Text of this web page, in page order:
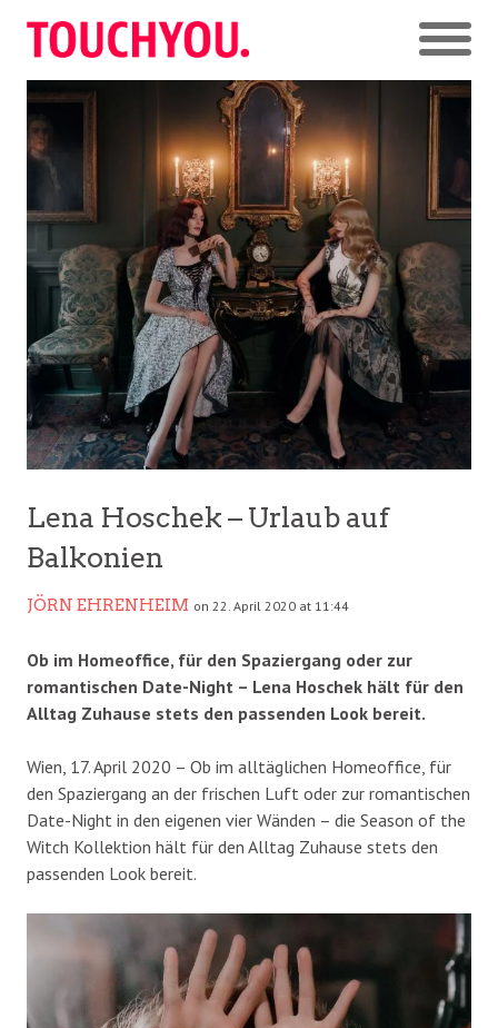
Lena Hoschek – Urlaub auf
Balkonien
JÖRN EHRENHEIM on 22. April 2020 at 11:44
Ob im Homeoffice, für den Spaziergang oder zur
romantischen Date-Night – Lena Hoschek hält für den
Alltag Zuhause stets den passenden Look bereit.
Wien, 17. April 2020 – Ob im alltäglichen Homeoffice, für
den Spaziergang an der frischen Luft oder zur romantischen
Date-Night in den eigenen vier Wänden – die Season of the
Witch Kollektion hält für den Alltag Zuhause stets den
passenden Look bereit.